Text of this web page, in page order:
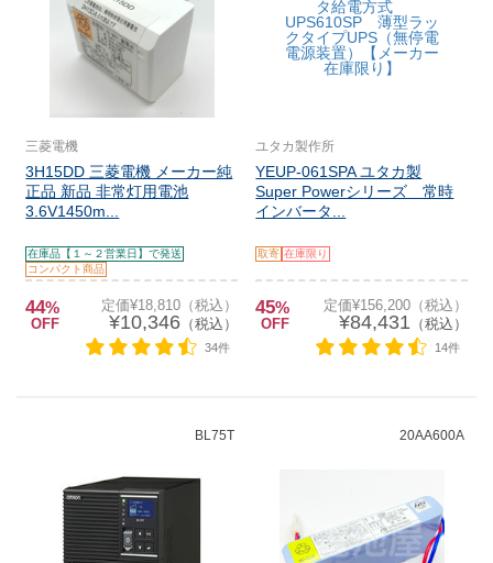
三菱電機
3H15DD 三菱電機 メーカー純
正品 新品 非常灯用電池
3.6V1450m...
在庫品【１～２営業日】で発送
コンパクト商品
44%
OFF
定価¥18,810（税込）
¥10,346（税込）
34件
ユタカ製作所
YEUP-061SPA ユタカ製
Super Powerシリーズ 常時
インバータ...
取寄 在庫限り
45%
OFF
定価¥156,200（税込）
¥84,431 （税込）
14件
BL75T 20AA600A